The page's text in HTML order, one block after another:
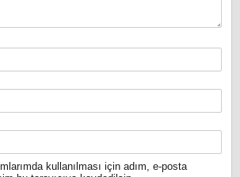
kullanılması için adım, e-posta